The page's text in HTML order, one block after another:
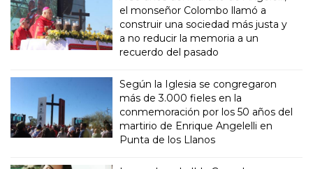
el monseñor Colombo llamó a
construir una sociedad más justa y
a no reducir la memoria a un
recuerdo del pasado
Según la Iglesia se congregaron
más de 3.000 fieles en la
conmemoración por los 50 años del
martirio de Enrique Angelelli en
Punta de los Llanos